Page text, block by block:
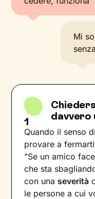
Mi
1
davvero
Quando il senso
provare a
"Se un amico
che sta
con una severità
le persone a cui